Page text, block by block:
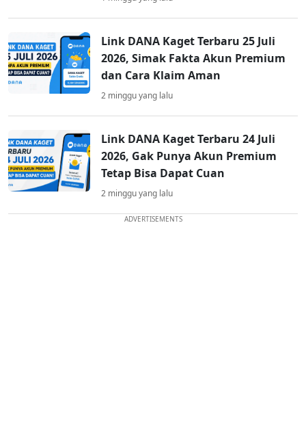
Link DANA Kaget Terbaru 25 Juli
2026, Simak Fakta Akun Premium
dan Cara Klaim Aman
2 minggu yang lalu
Link DANA Kaget Terbaru 24 Juli
2026, Gak Punya Akun Premium
Tetap Bisa Dapat Cuan
2 minggu yang lalu
ADVERTISEMENTS